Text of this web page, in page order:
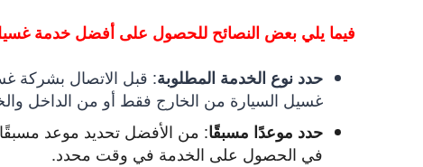
فيما يلي بعض النصائح للحصول على أفضل خدمة
حدد نوع الخدمة المطلوبة: قبل الاتصال بشركة
غسيل السيارة من الخارج فقط أو من الداخل
حدد موعدًا مسبقًا: من الأفضل تحديد موعد
في الحصول على الخدمة في وقت محدد.